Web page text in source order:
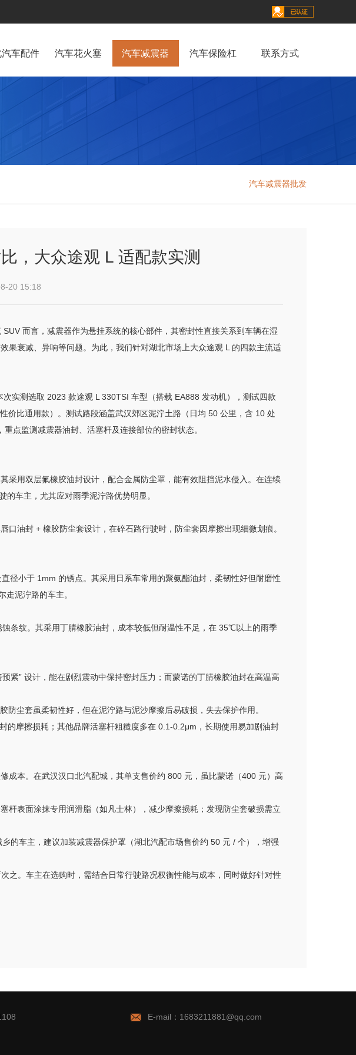
车配件 汽车花火塞 汽车减震器 汽车保险杠 联系方式
汽车减震器批发
，大众途观 L 适配款实测
20 15:18
而言，减震器作为悬挂系统的核心部件，其密封性直接关系到车辆在湿
果衰减、异响等问题。为此，我们针对湖北市场上大众途观 L 的四款主流适
实测选取 2023 款途观 L 330TSI 车型（搭载 EA888 发动机），测试四款
价比通用款）。测试路段涵盖武汉郊区泥泞土路（日均 50 公里，含 10 处
点监测减震器油封、活塞杆及连接部位的密封状态。
采用双层氟橡胶油封设计，配合金属防尘罩，能有效阻挡泥水侵入。在连续
车主，尤其应对雨季泥泞路优势明显。
油封 + 橡胶防尘套设计，在碎石路行驶时，防尘套因摩擦出现细微划痕。
径小于 1mm 的锈点。其采用日系车常用的聚氨酯油封，柔韧性好但耐磨性
泥泞路的车主。
条纹。其采用丁腈橡胶油封，成本较低但耐温性不足，在 35℃以上的雨季
” 设计，能在剧烈震动中保持密封压力；而蒙诺的丁腈橡胶油封在高温高
尘套虽柔韧性好，但在泥泞路与泥沙摩擦后易破损，失去保护作用。
摩擦损耗；其他品牌活塞杆粗糙度多在 0.1-0.2μm，长期使用易加剧油封
成本。在武汉汉口北汽配城，其单支售价约 800 元，虽比蒙诺（400 元）高
杆表面涂抹专用润滑脂（如凡士林），减少摩擦损耗；发现防尘套破损需立
的车主，建议加装减震器保护罩（湖北汽配市场售价约 50 元 / 个），增强
之。车主在选购时，需结合日常行驶路况权衡性能与成本，同时做好针对性
 E-mail：1683211881@qq.com